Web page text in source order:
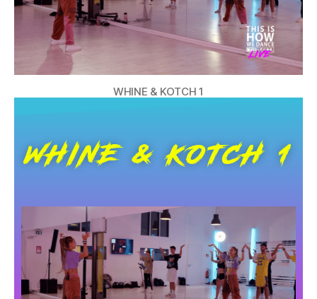
WHINE & KOTCH 1
WHINE & KOTCH 1